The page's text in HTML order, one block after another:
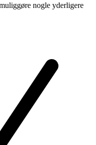
nogle yderligere